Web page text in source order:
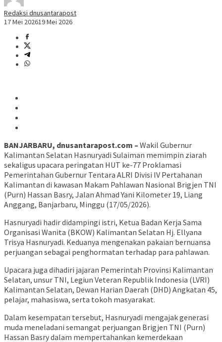
Redaksi dnusantarapost
17 Mei 202619 Mei 2026
BANJARBARU, dnusantarapost.com – Wakil Gubernur
Kalimantan Selatan Hasnuryadi Sulaiman memimpin ziarah
sekaligus upacara peringatan HUT ke-77 Proklamasi
Pemerintahan Gubernur Tentara ALRI Divisi IV Pertahanan
Kalimantan di kawasan Makam Pahlawan Nasional Brigjen TNI
(Purn) Hassan Basry, Jalan Ahmad Yani Kilometer 19, Liang
Anggang, Banjarbaru, Minggu (17/05/2026).
Hasnuryadi hadir didampingi istri, Ketua Badan Kerja Sama
Organisasi Wanita (BKOW) Kalimantan Selatan Hj. Ellyana
Trisya Hasnuryadi. Keduanya mengenakan pakaian bernuansa
perjuangan sebagai penghormatan terhadap para pahlawan.
Upacara juga dihadiri jajaran Pemerintah Provinsi Kalimantan
Selatan, unsur TNI, Legiun Veteran Republik Indonesia (LVRI)
Kalimantan Selatan, Dewan Harian Daerah (DHD) Angkatan 45,
pelajar, mahasiswa, serta tokoh masyarakat.
Dalam kesempatan tersebut, Hasnuryadi mengajak generasi
muda meneladani semangat perjuangan Brigjen TNI (Purn)
Hassan Basry dalam mempertahankan kemerdekaan